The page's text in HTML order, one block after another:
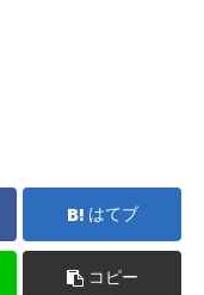
はてブ
コピー